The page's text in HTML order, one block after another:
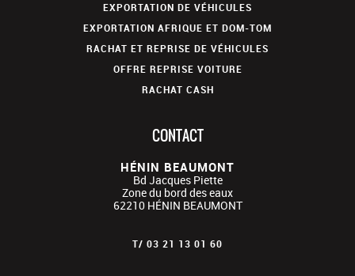
EXPORTATION DE VÉHICULES
EXPORTATION AFRIQUE ET DOM-TOM
RACHAT ET REPRISE DE VÉHICULES
OFFRE REPRISE VOITURE
RACHAT CASH
CONTACT
HÉNIN BEAUMONT
Bd Jacques Piette
Zone du bord des eaux
62210 HÉNIN BEAUMONT
T/ 03 21 13 01 60